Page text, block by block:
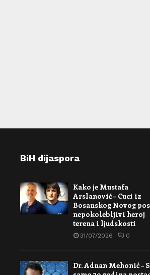
BiH dijaspora
Kako je Mustafa
Arslanović – Cuci iz
Bosanskog Novog
nepokolebljivi heroj
terena i ljudskosti
31/07/2026 0
Dr. Adnan Mehonić –